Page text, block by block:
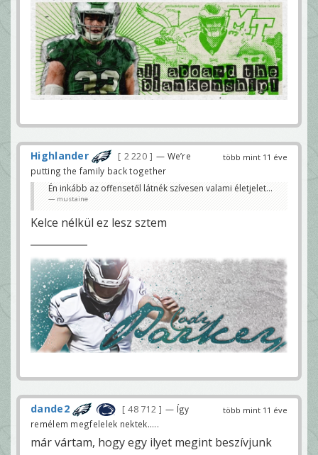
több mint 11 éve
Highlander 2 220
— We’re
putting the family back together
Én inkább az offensetől látnék szívesen valami életjelet...
mustaine
Kelce nélkül ez lesz sztem
több mint 11 éve
dande2 48 712
— Így
remélem megfelelek nektek.....
már vártam, hogy egy ilyet megint beszívjunk